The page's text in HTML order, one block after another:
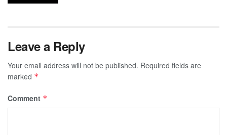
Leave a Reply
Your email address will not be published. Required fields are
marked *
Comment *